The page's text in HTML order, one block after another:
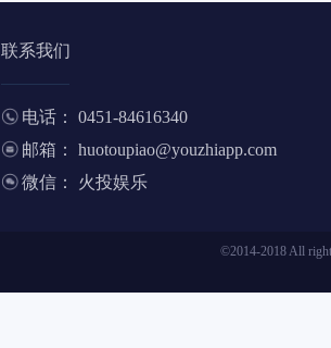
联系我们
电话： 0451-84616340
邮箱： huotoupiao@youzhiapp.com
微信： 火投娱乐
©2014-2018 All